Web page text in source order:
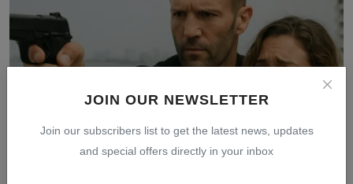
JOIN OUR NEWSLETTER
Join our subscribers list to get the latest news, updates
and special offers directly in your inbox